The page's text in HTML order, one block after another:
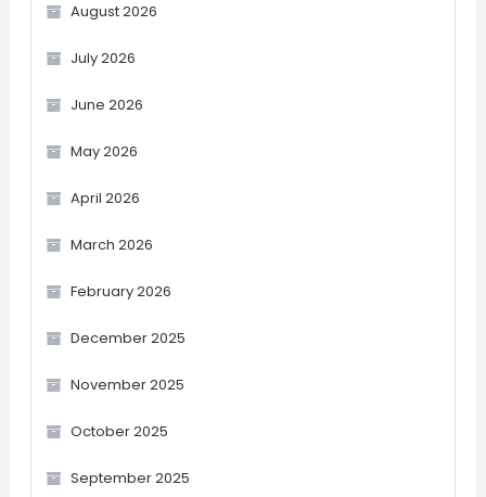
August 2026
July 2026
June 2026
May 2026
April 2026
March 2026
February 2026
December 2025
November 2025
October 2025
September 2025